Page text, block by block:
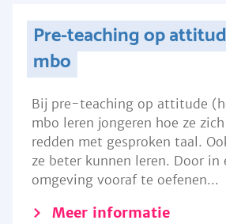
Pre-teaching op
mbo
Bij pre-teaching op attitude
mbo leren jongeren hoe ze
redden met gesproken taal.
ze beter kunnen leren. Door in
omgeving vooraf te oefenen...
Meer informatie